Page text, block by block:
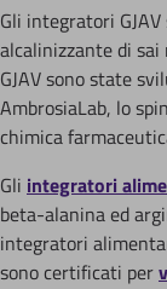
Gli integratori
alcalinizzante di
GJAV sono state
AmbrosiaLab, lo
chimica
Gli integratori
beta-alanina ed
integratori
sono certificati per